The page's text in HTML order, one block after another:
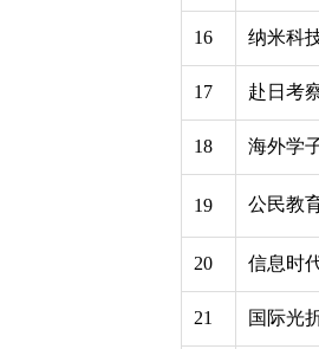
16 纳米科
17 赴日考
18 海外学
19 公民教
20 信息时
21 国际光